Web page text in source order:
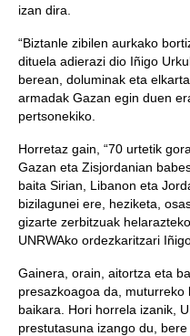
izan dira.
“Biztanle zibilen aurkako
dituela adierazi dio Iñigo
berean, doluminak eta
armadak Gazan egin duen
pertsonekiko.
Horretaz gain, “70 urtetik
Gazan eta Zisjordanian
baita Sirian, Libanon eta
bizilagunei ere, heziketa,
gizarte zerbitzuak
UNRWAko ordezkaritzari
Gainera, orain, aitortza eta
presazkoagoa da,
baikara. Hori horrela izanik,
prestutasuna izango du,